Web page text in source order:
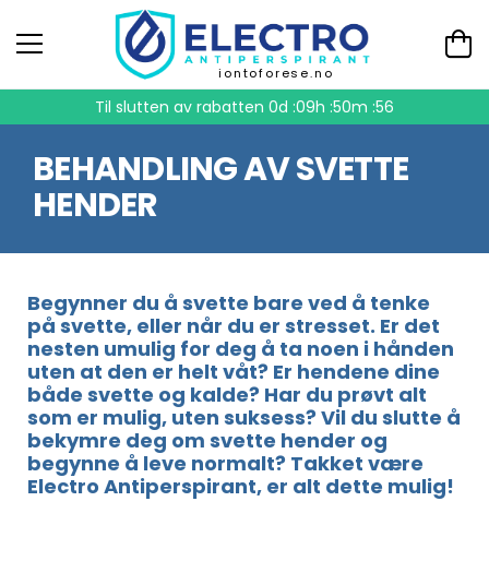
iontoforese.no
Til slutten av rabatten 0d :09h :50m :56
BEHANDLING AV SVETTE
HENDER
Begynner du å svette bare ved å tenke
på svette, eller når du er stresset. Er det
nesten umulig for deg å ta noen i hånden
uten at den er helt våt? Er hendene dine
både svette og kalde? Har du prøvt alt
som er mulig, uten suksess? Vil du slutte å
bekymre deg om svette hender og
begynne å leve normalt? Takket være
Electro Antiperspirant, er alt dette mulig!